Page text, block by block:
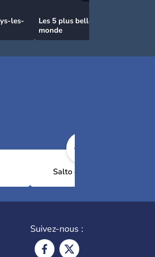
les-
Les 5 plus belles routes du
monde
Salto del Guairá
Suivez-nous :